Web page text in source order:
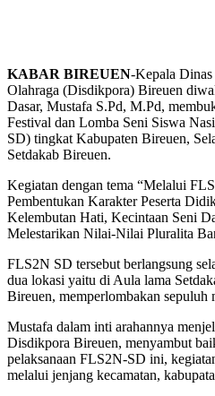
KABAR BIREUEN-Kepala Dinas
Olahraga (Disdikpora) Bireuen
Dasar, Mustafa S.Pd, M.Pd,
Festival dan Lomba Seni Siswa
SD) tingkat Kabupaten Bireuen,
Setdakab Bireuen.
Kegiatan dengan tema “Melalui
Pembentukan Karakter Peserta
Kelembutan Hati, Kecintaan Seni
Melestarikan Nilai-Nilai Pluralita
FLS2N SD tersebut berlangsung
dua lokasi yaitu di Aula lama
Bireuen, memperlombakan sepuluh
Mustafa dalam inti arahannya
Disdikpora Bireuen, menyambut
pelaksanaan FLS2N-SD ini,
melalui jenjang kecamatan,